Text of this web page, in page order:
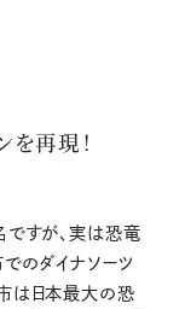
再現！
ですが、実は恐竜
のダイナソーツ
は日本最大の恐